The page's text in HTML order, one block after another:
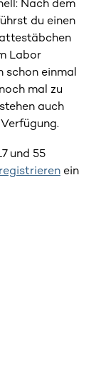
Nach dem
du einen
Labor
schon einmal
mal zu
auch
und 55
ein